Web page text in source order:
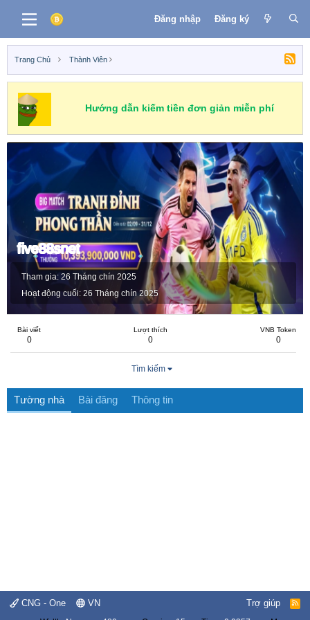
Đăng nhập Đăng ký
Trang Chủ Thành Viên
Hướng dẫn kiếm tiền đơn giản miễn phí
five88snet
Tham gia 26 Tháng chín 2025
Hoạt động cuối 26 Tháng chín 2025
Bài viết
0
Lượt thích
0
VNB Token
0
Tìm kiếm
Tường nhà Bài đăng Thông tin
CNG - One VN Trợ giúp
R